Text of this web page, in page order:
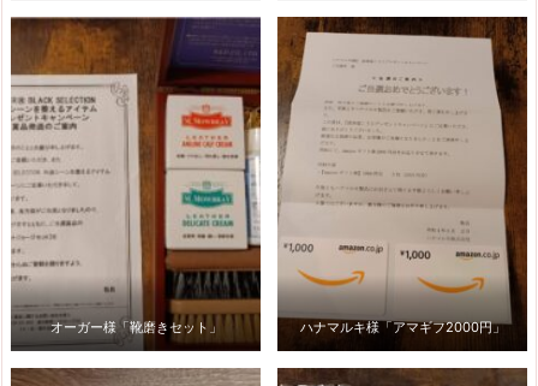
オーガー様「靴磨きセット」 ハナマルキ様「アマギフ2000円」